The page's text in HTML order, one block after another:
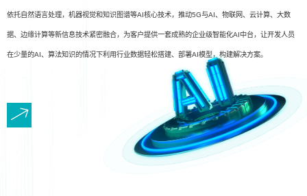
依托自然语言处理，机器视觉和知识图谱等AI核心技术，推动5G与AI、物联网、云计算、大数
据、边缘计算等新信息技术紧密融合，为客户提供一套成熟的企业级智能化AI中台，让开发人员
在少量的AI、算法知识的情况下利用行业数据轻松搭建、部署AI模型，构建解决方案。